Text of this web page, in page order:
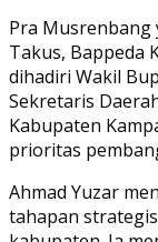
Pra Musrenbang
Takus, Bappeda
dihadiri Wakil
Sekretaris
Kabupaten
prioritas
Ahmad Yuzar
tahapan